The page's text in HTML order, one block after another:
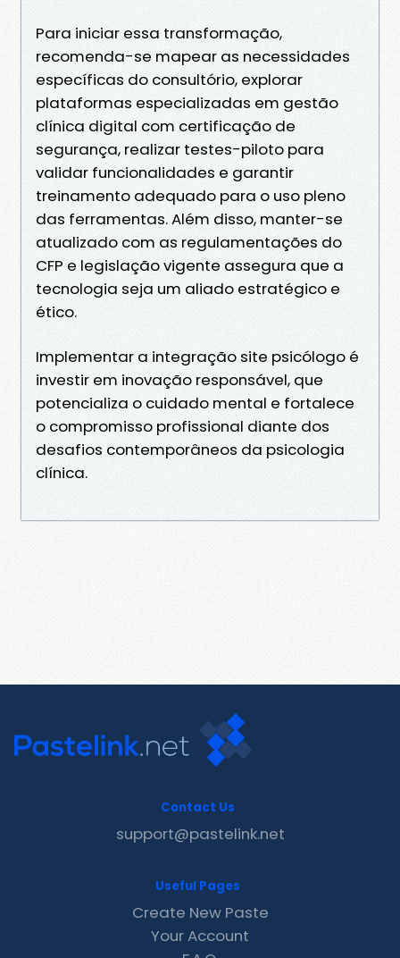
Para iniciar essa transformação,
recomenda-se mapear as necessidades
específicas do consultório, explorar
plataformas especializadas em gestão
clínica digital com certificação de
segurança, realizar testes-piloto para
validar funcionalidades e garantir
treinamento adequado para o uso pleno
das ferramentas. Além disso, manter-se
atualizado com as regulamentações do
CFP e legislação vigente assegura que a
tecnologia seja um aliado estratégico e
ético.
Implementar a integração site psicólogo é
investir em inovação responsável, que
potencializa o cuidado mental e fortalece
o compromisso profissional diante dos
desafios contemporâneos da psicologia
clínica.
Contact Us
support@pastelink.net
Useful Pages
Create New Paste
Your Account